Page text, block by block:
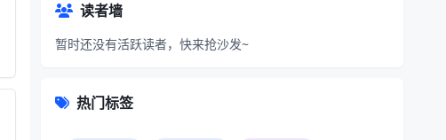
读者墙
暂时还没有活跃读者，快来抢沙发~
热门标签